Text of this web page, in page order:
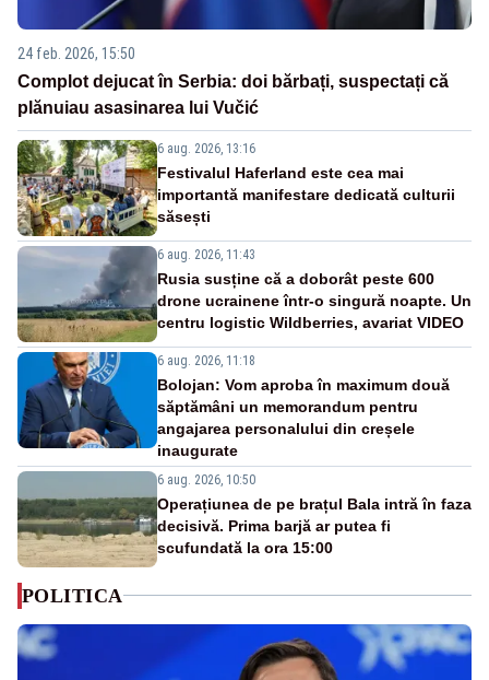
24 feb. 2026, 15:50
Complot dejucat în Serbia: doi bărbați, suspectați că
plănuiau asasinarea lui Vučić
6 aug. 2026, 13:16
Festivalul Haferland este cea mai
importantă manifestare dedicată culturii
săsești
6 aug. 2026, 11:43
Rusia susține că a doborât peste 600
drone ucrainene într-o singură noapte. Un
centru logistic Wildberries, avariat VIDEO
6 aug. 2026, 11:18
Bolojan: Vom aproba în maximum două
săptămâni un memorandum pentru
angajarea personalului din creșele
inaugurate
6 aug. 2026, 10:50
Operațiunea de pe brațul Bala intră în faza
decisivă. Prima barjă ar putea fi
scufundată la ora 15:00
POLITICA